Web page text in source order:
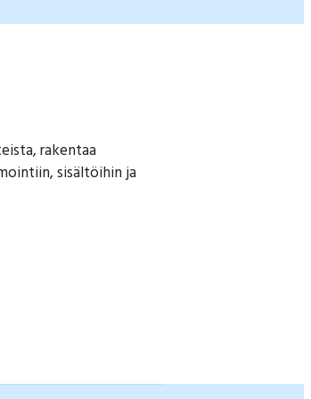
rakentaa
sisältöihin ja